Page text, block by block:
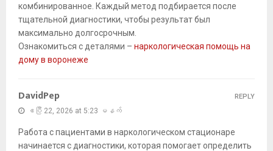
комбинированное. Каждый метод подбирается после
тщательной диагностики, чтобы результат был
максимально долгосрочным.
Ознакомиться с деталями – наркологическая помощь на
дому в воронеже
DavidPep
ဧပြီ 22, 2026 at 5:23 မနက်
Работа с пациентами в наркологическом стационаре
начинается с диагностики, которая помогает определить
REPLY